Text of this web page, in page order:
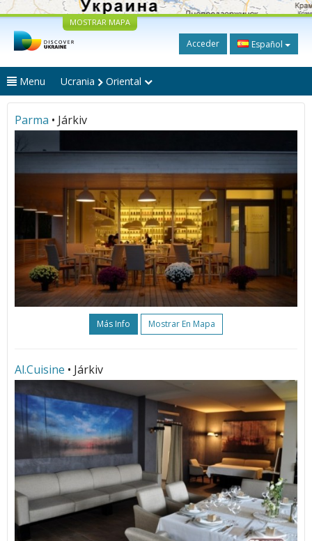
MOSTRAR MAPA
Acceder Español
Menu Ucrania Oriental
Parma • Járkiv
Más Info Mostrar En Mapa
Al.Cuisine • Járkiv